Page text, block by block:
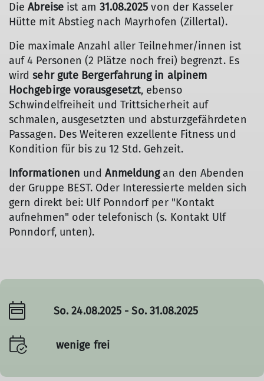
DieAbreiseist am 31.08.2025 von der Kasseler
Hütte mit Abstieg nach Mayrhofen (Zillertal).
Die maximale Anzahl aller Teilnehmer/innen ist
auf 4 Personen (2 Plätze noch frei) begrenzt. Es
wirdsehr gute Bergerfahrung in alpinem
Hochgebirge vorausgesetzt, ebenso
Schwindelfreiheit und Trittsicherheit auf
schmalen, ausgesetzten und absturzgefährdeten
Passagen. Des Weiteren exzellente Fitness und
Kondition für bis zu 12 Std. Gehzeit.
Informationen undAnmeldungan den Abenden
der Gruppe BEST. Oder Interessierte melden sich
gern direkt bei: Ulf Ponndorf per "Kontakt
aufnehmen" oder telefonisch (s. Kontakt Ulf
Ponndorf, unten).
So. 24.08.2025 - So. 31.08.2025
wenige frei
© Sektion Kassel/Pierre Weiß